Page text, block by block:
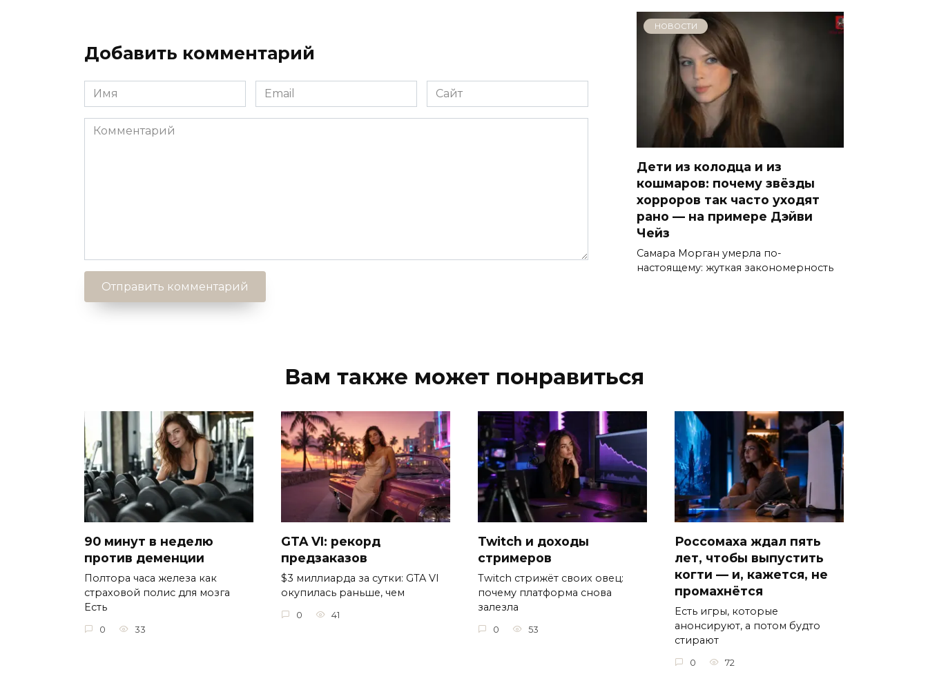
Добавить комментарий
Имя
*
Email
*
Сайт
Комментарий
НОВОСТИ
Дети из колодца и из
кошмаров: почему звёзды
хорроров так часто уходят
рано — на примере Дэйви
Чейз
Самара Морган умерла по-
настоящему: жуткая закономерность
Вам также может понравиться
90 минут в неделю
против деменции
Полтора часа железа как
страховой полис для мозга
Есть
0 33
GTA VI: рекорд
предзаказов
$3 миллиарда за сутки: GTA VI
окупилась раньше, чем
0 41
Twitch и доходы
стримеров
Twitch стрижёт своих овец:
почему платформа снова
залезла
0 53
Россомаха ждал пять
лет, чтобы выпустить
когти — и, кажется, не
промахнётся
Есть игры, которые
анонсируют, а потом будто
стирают
0 72